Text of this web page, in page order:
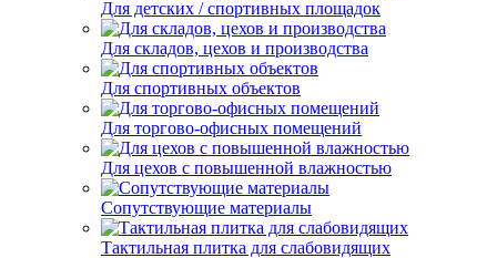
Для детских / спортивных площадок
Для складов, цехов и производства
Для спортивных объектов
Для торгово-офисных помещений
Для цехов с повышенной влажностью
Сопутствующие материалы
Тактильная плитка для слабовидящих